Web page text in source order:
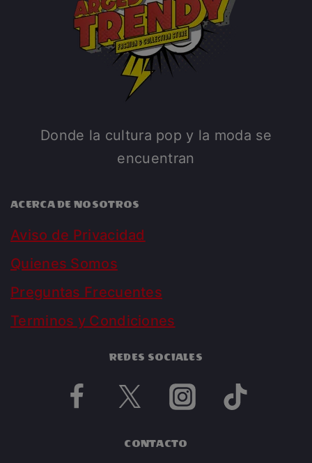
Donde la cultura pop y la moda se
encuentran
ACERCA DE NOSOTROS
Aviso de Privacidad
Quienes Somos
Preguntas Frecuentes
Terminos y Condiciones
REDES SOCIALES
CONTACTO